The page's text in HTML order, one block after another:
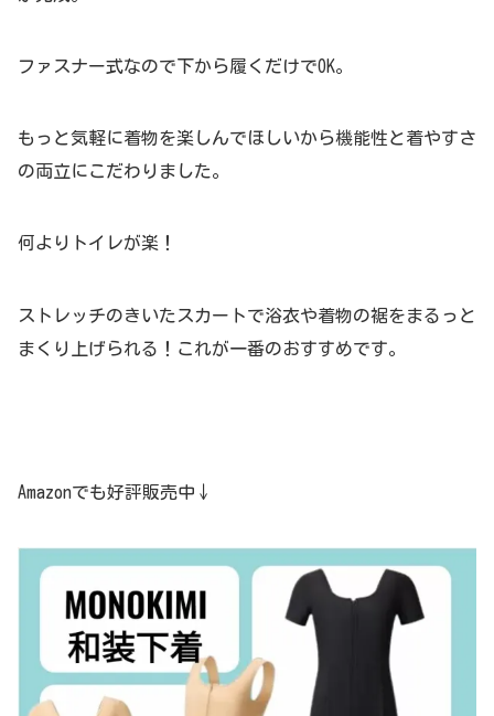
ファスナー式なので下から履くだけでOK。
もっと気軽に着物を楽しんでほしいから機能性と着やすさ
の両立にこだわりました。
何よりトイレが楽！
ストレッチのきいたスカートで浴衣や着物の裾をまるっと
まくり上げられる！これが一番のおすすめです。
Amazonでも好評販売中↓